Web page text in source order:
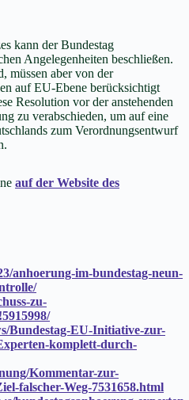
kann der Bundestag
Angelegenheiten beschließen.
müssen aber von der
auf EU-Ebene berücksichtigt
Resolution vor der anstehenden
zu verabschieden, um auf eine
zum Verordnungsentwurf
auf der Website des
anhoerung-im-bundestag-neun-
zu-
Bundestag-EU-Initiative-zur-
komplett-durch-
Kommentar-zur-
falscher-Weg-7531658.html